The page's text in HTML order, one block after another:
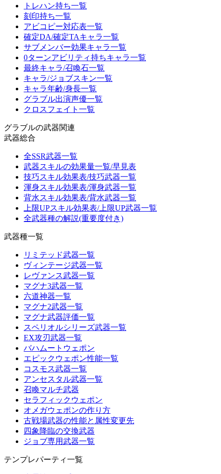
トレハン持ち一覧
刻印持ち一覧
アビコピー対応表一覧
確定DA/確定TAキャラ一覧
サブメンバー効果キャラ一覧
0ターンアビリティ持ちキャラ一覧
最終キャラ/召喚石一覧
キャラ/ジョブスキン一覧
キャラ年齢/身長一覧
グラブル出演声優一覧
クロスフェイト一覧
グラブルの武器関連
武器総合
全SSR武器一覧
武器スキルの効果量一覧/早見表
技巧スキル効果表/技巧武器一覧
渾身スキル効果表/渾身武器一覧
背水スキル効果表/背水武器一覧
上限UPスキル効果表/上限UP武器一覧
全武器種の解説(重要度付き)
武器種一覧
リミテッド武器一覧
ヴィンテージ武器一覧
レヴァンス武器一覧
マグナ3武器一覧
六道神器一覧
マグナ2武器一覧
マグナ武器評価一覧
スペリオルシリーズ武器一覧
EX攻刃武器一覧
バハムートウェポン
エピックウェポン性能一覧
コスモス武器一覧
アンセスタル武器一覧
召喚マルチ武器
セラフィックウェポン
オメガウェポンの作り方
古戦場武器の性能と属性変更先
四象降臨の交換武器
ジョブ専用武器一覧
テンプレパーティ一覧